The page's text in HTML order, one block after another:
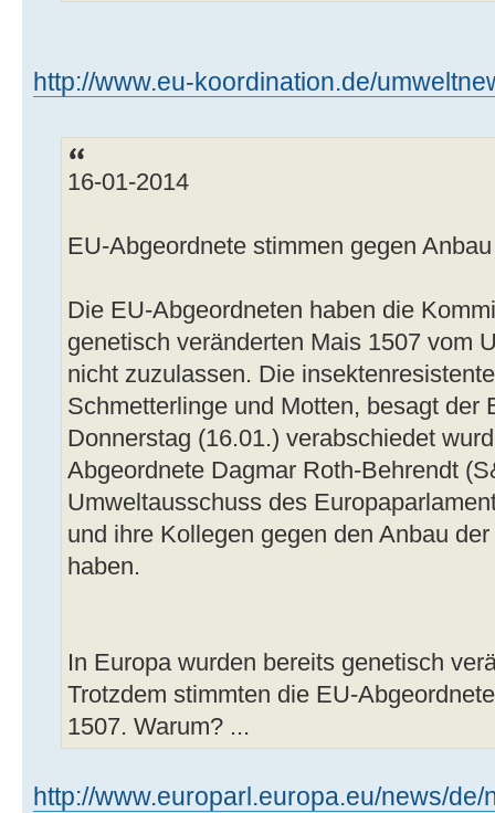
http://www.eu-koordination.de/
16-01-2014
EU-Abgeordnete stimmen gegen
Die EU-Abgeordneten haben die
genetisch veränderten Mais 1507 vom
nicht zuzulassen. Die
Schmetterlinge und Motten, besagt der
Donnerstag (16.01.) verabschiedet
Abgeordnete Dagmar Roth-Behrendt
Umweltausschuss des
und ihre Kollegen gegen den Anbau
haben.
In Europa wurden bereits genetisch
Trotzdem stimmten die EU-
1507. Warum? ...
http://www.europarl.europa.eu/news/de/